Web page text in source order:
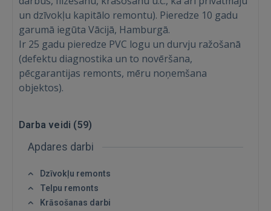
un dzīvokļu kapitālo remontu). Pieredze 10 gadu
garumā iegūta Vācijā, Hamburgā.
Ir 25 gadu pieredze PVC logu un durvju ražošanā
(defektu diagnostika un to novēršana,
pēcgarantijas remonts, mēru noņemšana
objektos).
Darba veidi (59)
Apdares darbi
Dzīvokļu remonts
Telpu remonts
Krāsošanas darbi